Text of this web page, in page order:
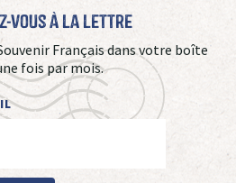
vous à La Lettre
Français dans votre boîte
fois par mois.